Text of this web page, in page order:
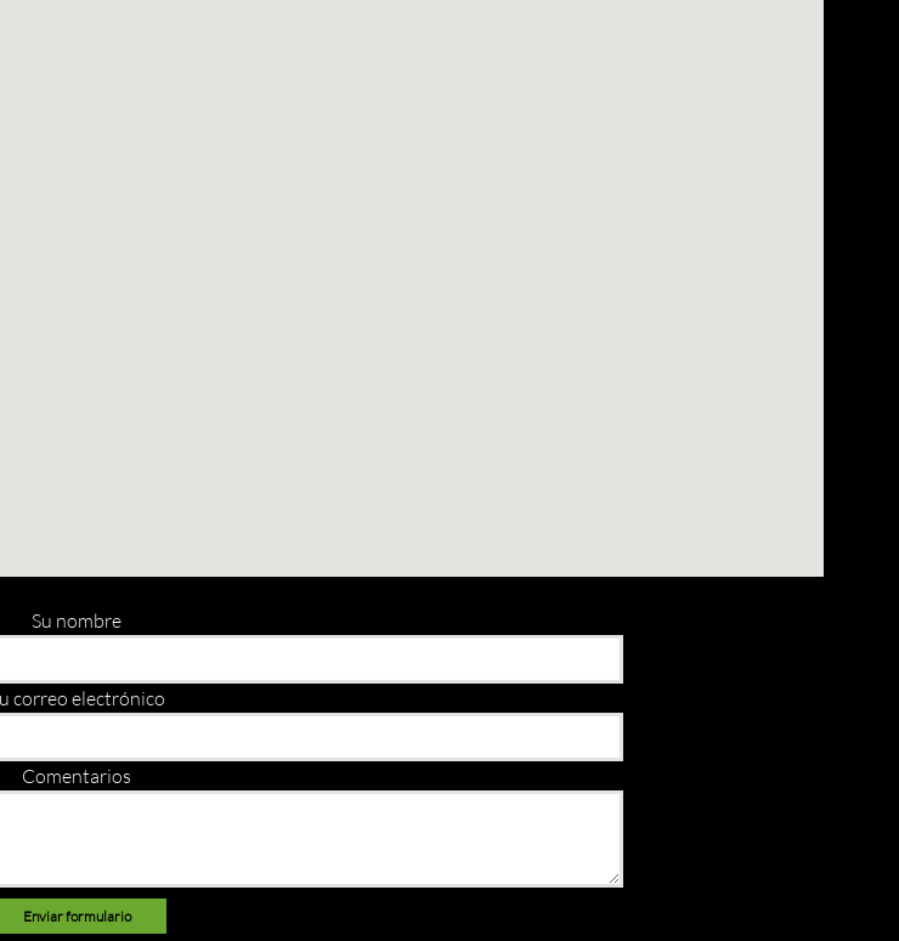
Su nombre
correo electrónico
Comentarios
Enviar formulario